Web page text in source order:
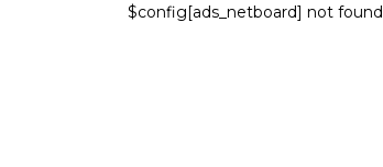
$config[ads_netboard] not found